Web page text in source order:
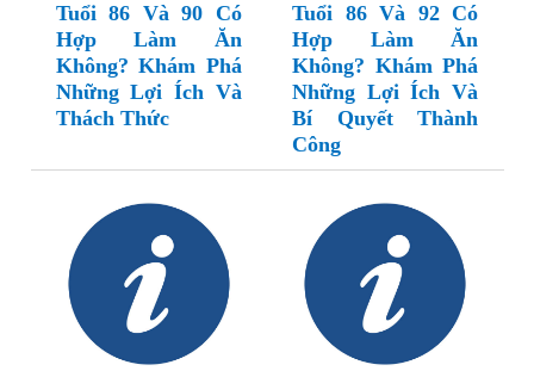
Tuổi 86 Và 90 Có
Hợp Làm Ăn
Không? Khám Phá
Những Lợi Ích Và
Thách Thức
Tuổi 86 Và 92 Có
Hợp Làm Ăn
Không? Khám Phá
Những Lợi Ích Và
Bí Quyết Thành
Công